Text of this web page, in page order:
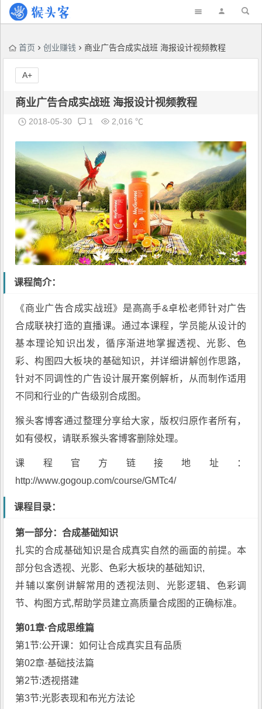
首页 创业赚钱 商业广告合成实战班 海报设计视频教程
商业广告合成实战班 海报设计视频教程
2018-05-30 1 2,016 ℃
课程简介：
《商业广告合成实战班》是高高手&卓松老师针对广告
合成联袂打造的直播课。通过本课程，学员能从设计的
基本理论知识出发，循序渐进地掌握透视、光影、色
彩、构图四大板块的基础知识，并详细讲解创作思路，
针对不同调性的广告设计展开案例解析，从而制作适用
不同和行业的广告级别合成图。
猴头客博客通过整理分享给大家，版权归原作者所有，
如有侵权，请联系猴头客博客删除处理。
课程官方链接地址：
http://www.gogoup.com/course/GMTc4/
课程目录：
第一部分：合成基础知识
扎实的合成基础知识是合成真实自然的画面的前提。本
部分包含透视、光影、色彩大板块的基础知识,
并辅以案例讲解常用的透视法则、光影逻辑、色彩调
节、构图方式,帮助学员建立高质量合成图的正确标准。
第01章·合成思维篇
第1节:公开课：如何让合成真实且有品质
第02章·基础技法篇
第2节:透视搭建
第3节:光影表现和布光方法论
A+